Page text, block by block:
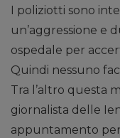
I poliziotti sono
un’aggressione e
ospedale per
Quindi nessuno
Tra l’altro questa
giornalista delle
appuntamento